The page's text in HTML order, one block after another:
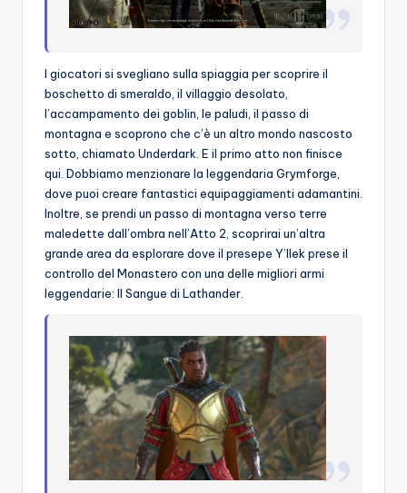
I giocatori si svegliano sulla spiaggia per scoprire il
boschetto di smeraldo, il villaggio desolato,
l’accampamento dei goblin, le paludi, il passo di
montagna e scoprono che c’è un altro mondo nascosto
sotto, chiamato Underdark. E il primo atto non finisce
qui. Dobbiamo menzionare la leggendaria Grymforge,
dove puoi creare fantastici equipaggiamenti adamantini.
Inoltre, se prendi un passo di montagna verso terre
maledette dall’ombra nell’Atto 2, scoprirai un’altra
grande area da esplorare dove il presepe Y’llek prese il
controllo del Monastero con una delle migliori armi
leggendarie: Il Sangue di Lathander.